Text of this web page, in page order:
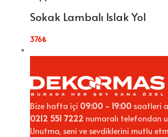
Sokak Lambalı Islak Yol
376₺
Bize hafta içi 09:00 - 19:00 saatleri
0212 551 7222 numaralı telefondan
Unutma, seni ve sevdiklerini mutlu